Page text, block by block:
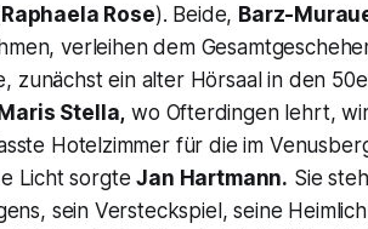
Raphaela Rose). Beide, Barz-
verleihen dem
zunächst ein alter Hörsaal in den
Stella, wo Ofterdingen lehrt,
Hotelzimmer für die im
Licht sorgteJan Hartmann. Sie
sein Versteckspiel, seine